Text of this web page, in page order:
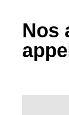
Nos